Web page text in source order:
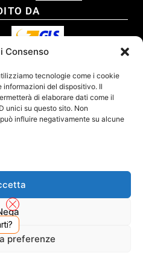
Consenso
tecnologie come i cookie
informazioni del dispositivo. Il
di elaborare dati come il
unici su questo sito. Non
influire negativamente su alcune
preferenze
DA
Forlanini 23 - 20134 Milano (MI) - Italy
- Numero REA MI-2640300 - Cap. Soc.